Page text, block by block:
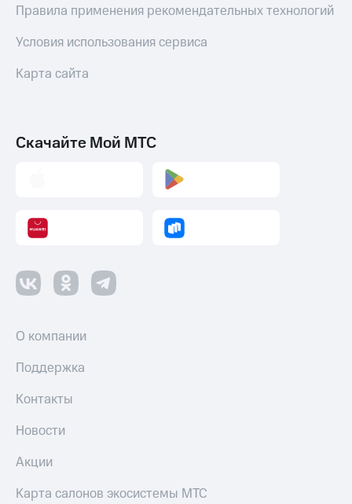
Правила применения рекомендательных технологий
Условия использования сервиса
Карта сайта
Скачайте Мой МТС
О компании
Поддержка
Контакты
Новости
Акции
Карта салонов экосистемы МТС